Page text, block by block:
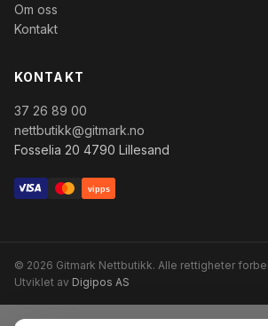
Om oss
Kontakt
KONTAKT
37 26 89 00
nettbutikk@gitmark.no
Fosselia 20 4790 Lillesand
vipps
© 2026 Gitmark Nettbutikk. Alle rettigheter
Utviklet av Digipos AS